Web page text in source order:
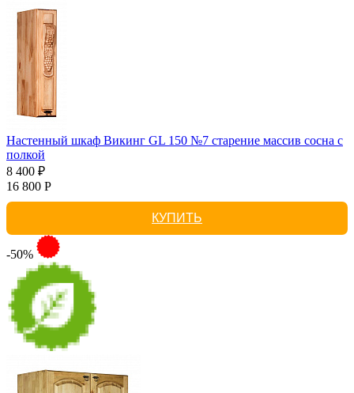
Настенный шкаф Викинг GL 150 №7 старение массив сосна с
полкой
8 400 ₽
16 800 Р
КУПИТЬ
-50%